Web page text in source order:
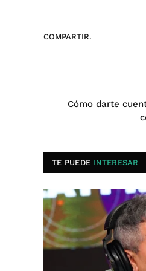
COMPARTIR.
Cómo darte
TE PUEDE INTERESAR